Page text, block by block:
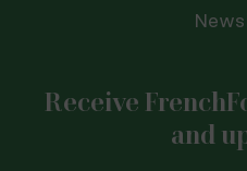
Receive
and